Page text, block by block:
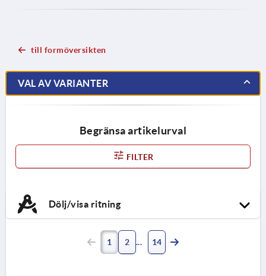
till formöversikten
VAL AV VARIANTER
Begränsa artikelurval
FILTER
Dölj/visa ritning
1 2 14